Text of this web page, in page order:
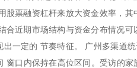
股票融资杠杆来放大资金效率，
合近期市场结构与资金分布情况
出一定的 节奏特征。 广州多渠道
窗口内保持在高位区间。受访的